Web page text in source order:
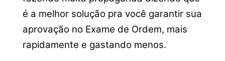
é a melhor solução pra você garantir sua
aprovação no Exame de Ordem, mais
rapidamente e gastando menos.